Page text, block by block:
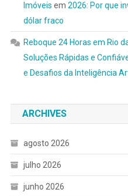
Imóveis em 2026: Por que
dólar fraco
Reboque 24 Horas em Rio
Soluções Rápidas e
e Desafios da Inteligência
ARCHIVES
agosto 2026
julho 2026
junho 2026